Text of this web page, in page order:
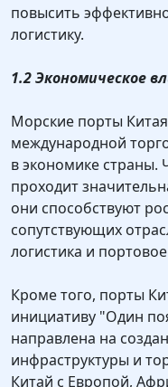
повысить
логистику.
1.2 Экономическое
Морские порты
международной
в экономике страны.
проходит
они способствуют
сопутствующих
логистика и
Кроме того, порты
инициативу "Один
направлена на
инфраструктуры и
Китай с Европой,